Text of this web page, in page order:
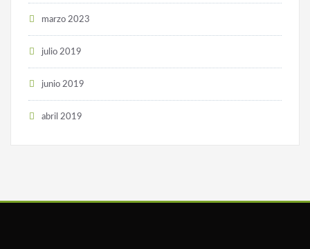
marzo 2023
julio 2019
junio 2019
abril 2019